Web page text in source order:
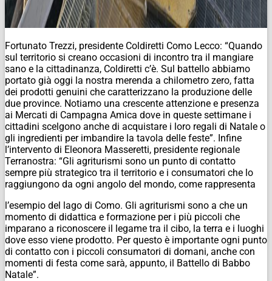
Fortunato Trezzi, presidente Coldiretti Como Lecco: “Quando
sul territorio si creano occasioni di incontro tra il mangiare
sano e la cittadinanza, Coldiretti c’è. Sul battello abbiamo
portato già oggi la nostra merenda a chilometro zero, fatta
dei prodotti genuini che caratterizzano la produzione delle
due province. Notiamo una crescente attenzione e presenza
ai Mercati di Campagna Amica dove in queste settimane i
cittadini scelgono anche di acquistare i loro regali di Natale o
gli ingredienti per imbandire la tavola delle feste”. Infine
l’intervento di Eleonora Masseretti, presidente regionale
Terranostra: “Gli agriturismi sono un punto di contatto
sempre più strategico tra il territorio e i consumatori che lo
raggiungono da ogni angolo del mondo, come rappresenta
l’esempio del lago di Como. Gli agriturismi sono a che un
momento di didattica e formazione per i più piccoli che
imparano a riconoscere il legame tra il cibo, la terra e i luoghi
dove esso viene prodotto. Per questo è importante ogni punto
di contatto con i piccoli consumatori di domani, anche con
momenti di festa come sarà, appunto, il Battello di Babbo
Natale”.